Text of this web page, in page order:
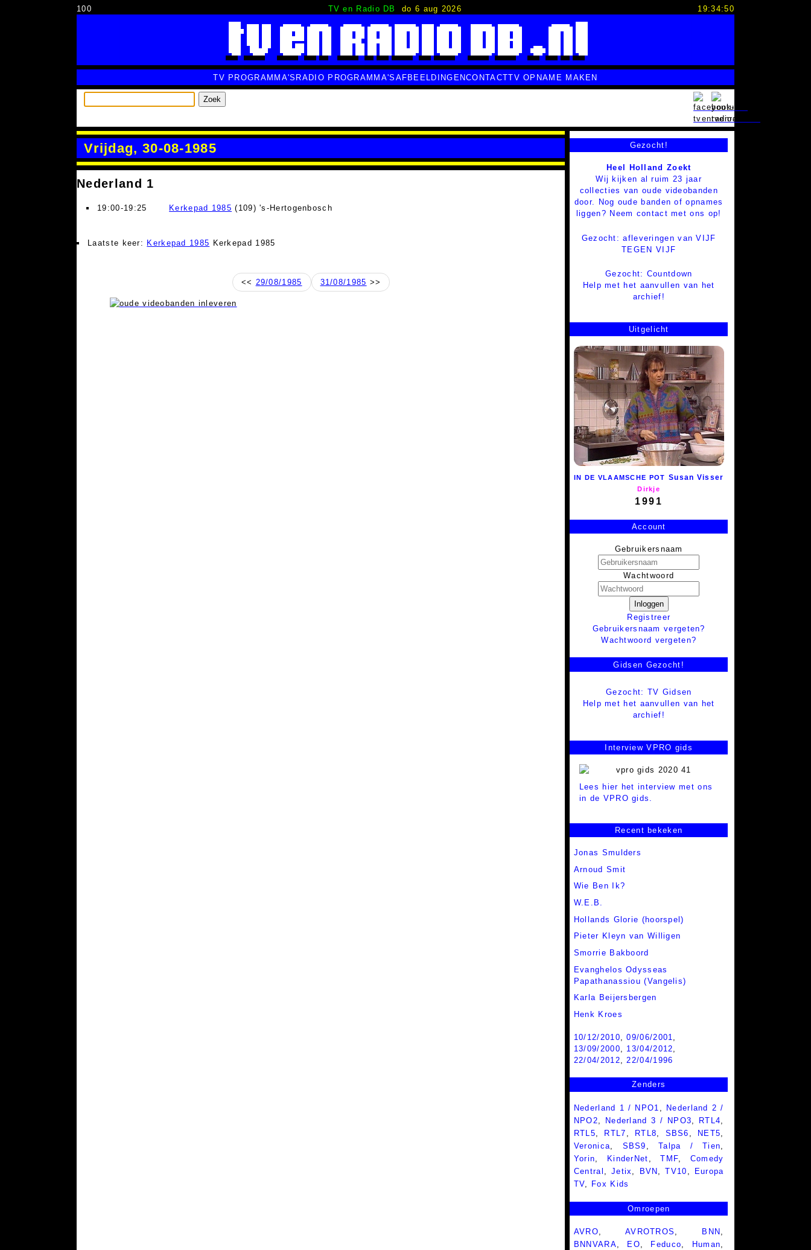
100 TV en Radio DB do 6 aug 2026 19:34:51
TV PROGRAMMA'S RADIO PROGRAMMA'S AFBEELDINGENCONTACTTV OPNAME MAKEN
Zoek
Vrijdag, 30-08-1985
Nederland 1
19:00-19:25 Kerkepad 1985 (109) 's-Hertogenbosch
Laatste keer: Kerkepad 1985 Kerkepad 1985
<< 29/08/1985 31/08/1985 >>
Gezocht!
Heel Holland Zoekt
Wij kijken al ruim 23 jaar
collecties van oude videobanden
door. Nog oude banden of opnames
liggen? Neem contact met ons op!
Gezocht: afleveringen van VIJF
TEGEN VIJF
Gezocht: Countdown
Help met het aanvullen van het
archief!
Uitgelicht
IN DE VLAAMSCHE POT Susan Visser
Dirkje
1991
Account
Gebruikersnaam
Wachtwoord
Inloggen
Registreer
Gebruikersnaam vergeten?
Wachtwoord vergeten?
Gidsen Gezocht!
Gezocht: TV Gidsen
Help met het aanvullen van het
archief!
Interview VPRO gids
Lees hier het interview met ons
in de VPRO gids.
Recent bekeken
Jonas Smulders
Arnoud Smit
Wie Ben Ik?
W.E.B.
Hollands Glorie (hoorspel)
Pieter Kleyn van Willigen
Smorrie Bakboord
Evanghelos Odysseas
Papathanassiou (Vangelis)
Karla Beijersbergen
Henk Kroes
10/12/2010,09/06/2001,
13/09/2000, 13/04/2012,
22/04/2012,22/04/1996
Zenders
Nederland 1 / NPO1
Nederland 2 /
NPO2
Nederland 3 / NPO3 RTL4
RTL5
RTL7 RTL8 SBS6 NET5
Veronica
SBS9 ,Talpa / Tien
Yorin
KinderNet ,TMF
Comedy
Central
Jetix BVN ,TV10
Europa
TV
Fox Kids
Omroepen
AVRO, AVROTROS , BNN ,
BNNVARA, EO, Feduco, Human,